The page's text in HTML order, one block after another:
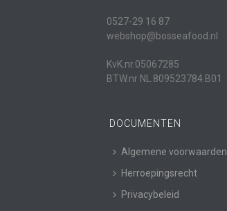
0527-29 16 87
webshop@bosseafood.nl
KvK.nr.05067285
BTW.nr NL.809523784.B01
DOCUMENTEN
Algemene voorwaarden
Herroepingsrecht
Privacybeleid